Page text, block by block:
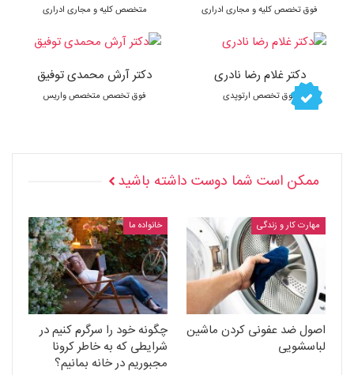
فوق تخصص کلیه و مجاری ادراری
دکتر غلام رضا نادری
فوق تخصص ارتوپدی
متخصص کلیه و مجاری ادراری
دکتر آرش محمدی توفیق
فوق تخصص متخصص واریس
ممکن است شما دوست داشته باشید
مهارت کار و زندگی
اصول ضد عفونی کردن ماشین
لباسشویی
خانواده ما
چگونه خود را سرگرم کنیم در
شرایطی که به خاطر کرونا
مجبوریم در خانه بمانیم؟